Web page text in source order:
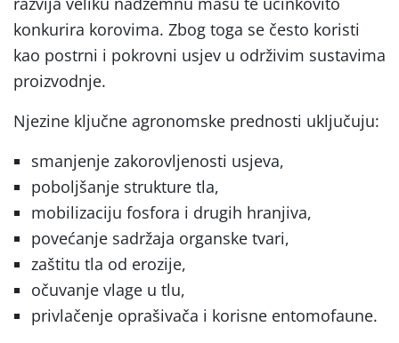
konkurira korovima. Zbog toga se često koristi
kao postrni i pokrovni usjev u održivim sustavima
proizvodnje.
Njezine ključne agronomske prednosti uključuju:
smanjenje zakorovljenosti usjeva,
poboljšanje strukture tla,
mobilizaciju fosfora i drugih hranjiva,
povećanje sadržaja organske tvari,
zaštitu tla od erozije,
očuvanje vlage u tlu,
privlačenje oprašivača i korisne entomofaune.